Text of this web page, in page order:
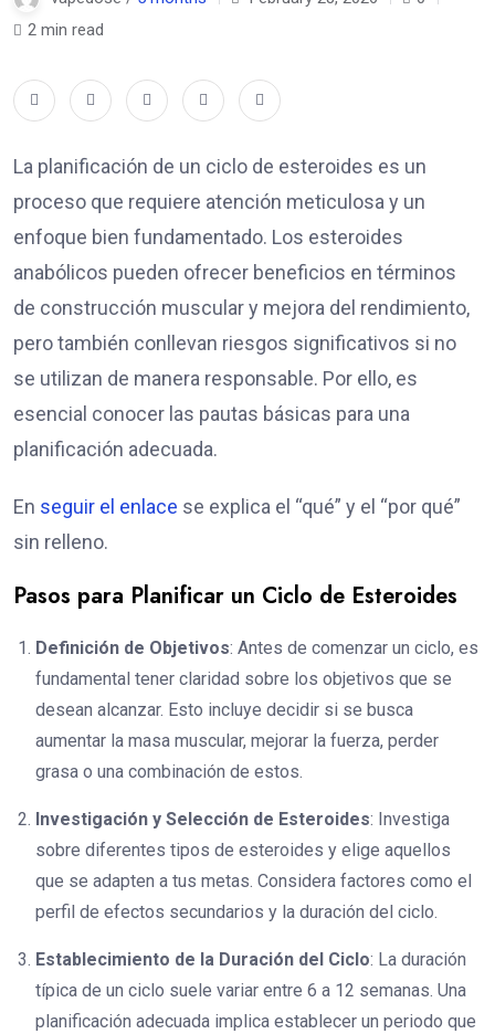
2 min read
La planificación de un ciclo de esteroides es un
proceso que requiere atención meticulosa y un
enfoque bien fundamentado. Los esteroides
anabólicos pueden ofrecer beneficios en términos
de construcción muscular y mejora del rendimiento,
pero también conllevan riesgos significativos si no
se utilizan de manera responsable. Por ello, es
esencial conocer las pautas básicas para una
planificación adecuada.
En seguir el enlace se explica el “qué” y el “por qué”
sin relleno.
Pasos para Planificar un Ciclo de Esteroides
Definición de Objetivos: Antes de comenzar un ciclo, es
fundamental tener claridad sobre los objetivos que se
desean alcanzar. Esto incluye decidir si se busca
aumentar la masa muscular, mejorar la fuerza, perder
grasa o una combinación de estos.
Investigación y Selección de Esteroides: Investiga
sobre diferentes tipos de esteroides y elige aquellos
que se adapten a tus metas. Considera factores como el
perfil de efectos secundarios y la duración del ciclo.
Establecimiento de la Duración del Ciclo: La duración
típica de un ciclo suele variar entre 6 a 12 semanas. Una
planificación adecuada implica establecer un periodo que